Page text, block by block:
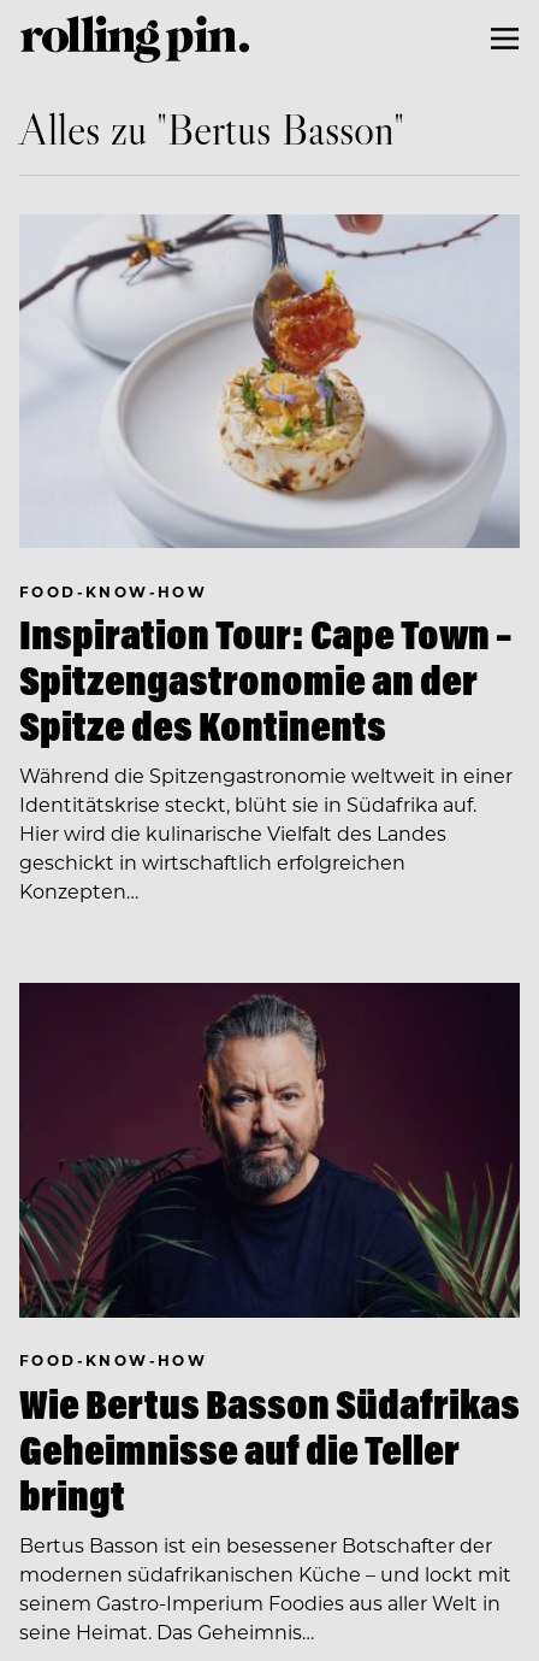
Alles zu "Bertus Basson"
FOOD-KNOW-HOW
Inspiration Tour: Cape Town –
Spitzengastronomie an der
Spitze des Kontinents
Während die Spitzengastronomie weltweit in einer
Identitätskrise steckt, blüht sie in Südafrika auf.
Hier wird die kulinarische Vielfalt des Landes
geschickt in wirtschaftlich erfolgreichen
Konzepten…
FOOD-KNOW-HOW
Wie Bertus Basson Südafrikas
Geheimnisse auf die Teller
bringt
Bertus Basson ist ein besessener Botschafter der
modernen südafrikanischen Küche – und lockt mit
seinem Gastro-Imperium Foodies aus aller Welt in
seine Heimat. Das Geheimnis…